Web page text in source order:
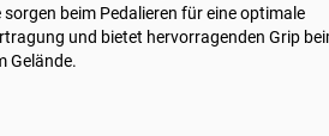
sorgen beim Pedalieren für eine optimale
und bietet hervorragenden Grip
Gelände.